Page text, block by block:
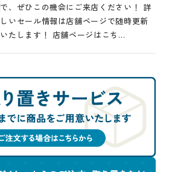
で、ぜひこの機会にご来店ください！ 詳
しいセール情報は店舗ページで随時更新
いたします！ 店舗ページはこち…